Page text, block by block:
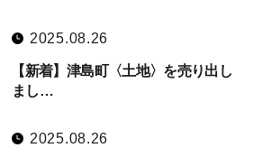
2025.08.26
【新着】津島町〈土地〉を売り出し
まし…
2025.08.26